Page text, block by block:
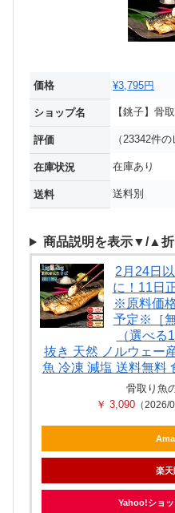
価格 ¥3,795円
ショップ名 【銚子】骨
評価 （23342件の
在庫状況 在庫あり
送料 送料別
商品説明を表示▼/▲折
2月24日
に！11日
※原料価
予定※［
（選べ
抜き 天然 ノルウェー
魚 冷凍 減塩 送料無料
骨取り魚
￥ 3,090 （2026/
楽天
Yahoo!ショ